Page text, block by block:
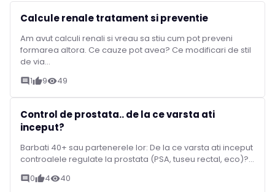
Calcule renale tratament si preventie
Am avut calculi renali si vreau sa stiu cum pot preveni
formarea altora. Ce cauze pot avea? Ce modificari de stil
de via...
comment 1thumb_up9visibility49
Control de prostata.. de la ce varsta ati
inceput?
Barbati 40+ sau partenerele lor: De la ce varsta ati inceput
controalele regulate la prostata (PSA, tuseu rectal, eco)?...
comment 0thumb_up4visibility40